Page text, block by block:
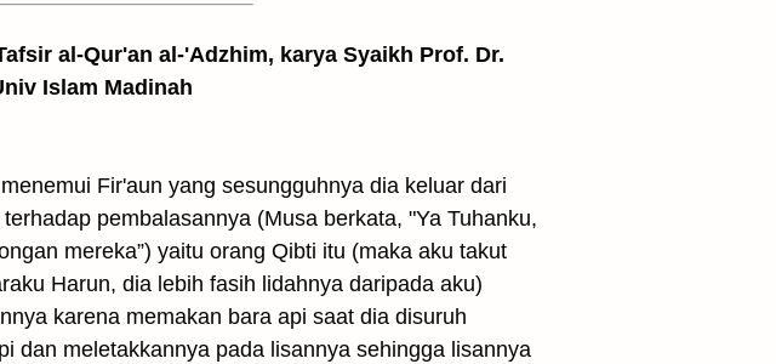
al-Qur'an al-'Adzhim, karya Syaikh Prof. Dr.
Islam Madinah
Fir'aun yang sesungguhnya dia keluar dari
pembalasannya (Musa berkata, "Ya Tuhanku,
mereka”) yaitu orang Qibti itu (maka aku takut
Harun, dia lebih fasih lidahnya daripada aku)
karena memakan bara api saat dia disuruh
dan meletakkannya pada lisannya sehingga lisannya